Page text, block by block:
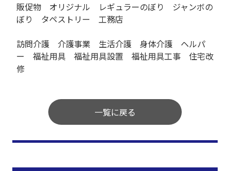
販促物 オリジナル レギュラーのぼり ジャンボの
ぼり タペストリー 工務店
訪問介護 介護事業 生活介護 身体介護 ヘルパ
ー 福祉用具 福祉用具設置 福祉用具工事 住宅改
修
一覧に戻る